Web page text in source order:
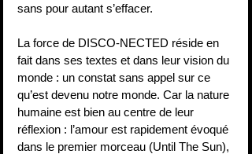
sans pour autant s’effacer.
La force de DISCO-NECTED réside en
fait dans ses textes et dans leur vision du
monde : un constat sans appel sur ce
qu’est devenu notre monde. Car la nature
humaine est bien au centre de leur
réflexion : l’amour est rapidement évoqué
dans le premier morceau (Until The Sun),